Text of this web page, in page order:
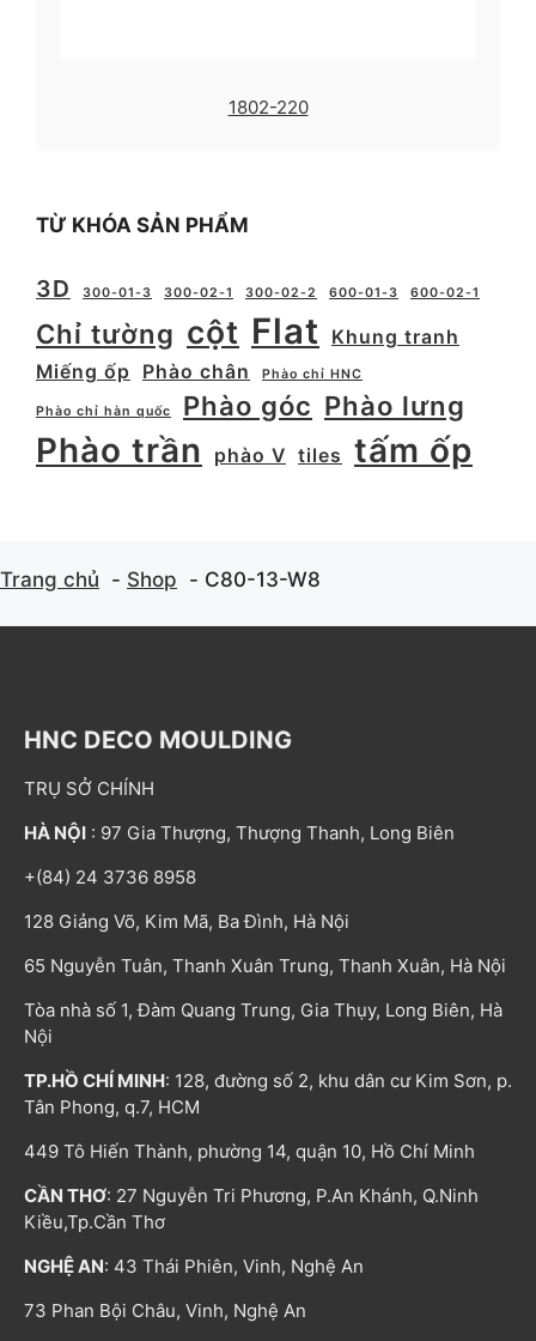
1802-220
TỪ KHÓA SẢN PHẨM
3D 300-01-3 300-02-1 300-02-2 600-01-3 600-02-1
Chỉ tường cột Flat
Khung tranh
Miếng ốp
Phào chân Phào chỉ HNC
Phào chỉ hàn quốc Phào góc Phào lưng
Phào trần phào V tiles tấm ốp
Trang chủ Shop C80-13-W8
HNC DECO MOULDING
TRỤ SỞ CHÍNH
HÀ NỘI : 97 Gia Thượng, Thượng Thanh, Long Biên
+(84) 24 3736 8958
128 Giảng Võ, Kim Mã, Ba Đình, Hà Nội
65 Nguyễn Tuân, Thanh Xuân Trung, Thanh Xuân, Hà Nội
Tòa nhà số 1, Đàm Quang Trung, Gia Thụy, Long Biên, Hà
Nội
TP.HỒ CHÍ MINH: 128, đường số 2, khu dân cư Kim Sơn, p.
Tân Phong, q.7, HCM
449 Tô Hiến Thành, phường 14, quận 10, Hồ Chí Minh
CẦN THƠ: 27 Nguyễn Tri Phương, P.An Khánh, Q.Ninh
Kiều,Tp.Cần Thơ
NGHỆ AN: 43 Thái Phiên, Vinh, Nghệ An
73 Phan Bội Châu, Vinh, Nghệ An